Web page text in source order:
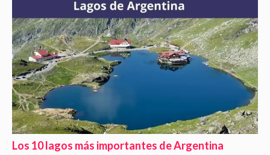
Los 10 lagos más importantes de Argentina